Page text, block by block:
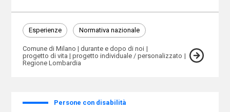
Esperienze Normativa nazionale
Comune di Milano
durante e dopo di noi
progetto di vita
progetto individuale / personalizzato
Regione Lombardia
Persone con disabilità